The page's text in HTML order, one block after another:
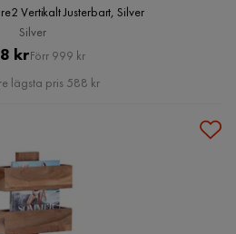
Vertikalt Justerbart, Silver
Silver
Pris
krOriginal
Pris
Förr 999 kr
lägsta pris 588 kr